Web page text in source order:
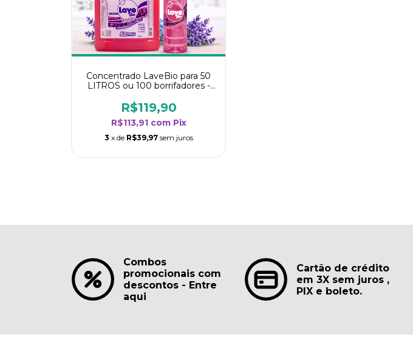
Concentrado LaveBio para 50
LITROS ou 100 borrifadores -
- Lavanda
R$119,90
R$113,91 com Pix
3 x de R$39,97 sem juros
Combos
promocionais com
descontos - Entre
aqui
Cartão de crédito
em 3X sem juros ,
PIX e boleto.